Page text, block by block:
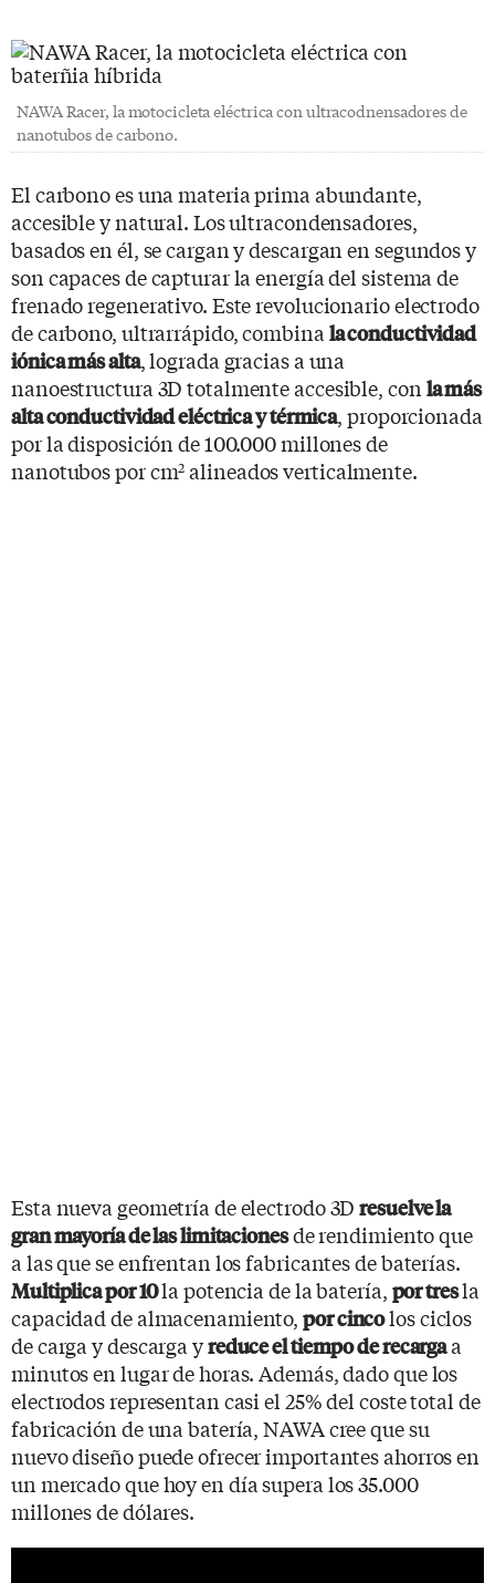
NAWA Racer, la motocicleta eléctrica con ultracodnensadores de
nanotubos de carbono.
El carbono es una materia prima abundante,
accesible y natural. Los ultracondensadores,
basados en él, se cargan y descargan en segundos y
son capaces de capturar la energía del sistema de
frenado regenerativo. Este revolucionario electrodo
de carbono, ultrarrápido, combina la conductividad
iónica más alta, lograda gracias a una
nanoestructura 3D totalmente accesible, con la más
alta conductividad eléctrica y térmica, proporcionada
por la disposición de 100.000 millones de
nanotubos por cm2 alineados verticalmente.
Esta nueva geometría de electrodo 3Dresuelve la
gran mayoría de las limitacionesde rendimiento que
a las que se enfrentan los fabricantes de baterías.
Multiplica por 10la potencia de la batería, por tresla
capacidad de almacenamiento,por cincolos ciclos
de carga y descarga yreduce el tiempo de recargaa
minutos en lugar de horas. Además, dado que los
electrodos representan casi el 25% del coste total de
fabricación de una batería, NAWA cree que su
nuevo diseño puede ofrecer importantes ahorros en
un mercado que hoy en día supera los 35.000
millones de dólares.